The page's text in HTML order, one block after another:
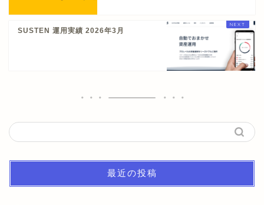
SUSTEN 運用実績 2026年3月
最近の投稿